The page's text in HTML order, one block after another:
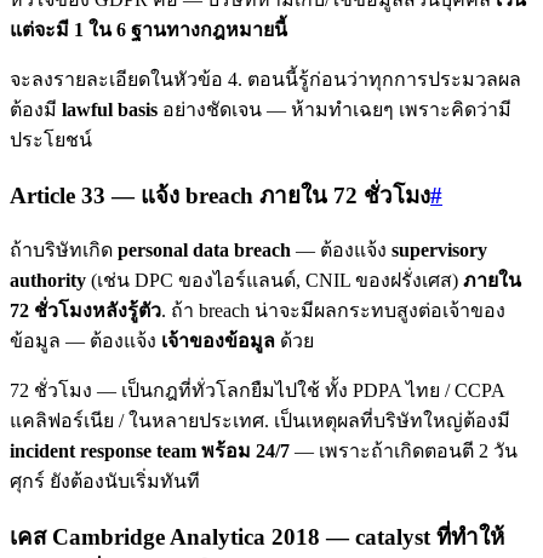
แต่จะมี 1 ใน 6 ฐานทางกฎหมายนี้
จะลงรายละเอียดในหัวข้อ 4. ตอนนี้รู้ก่อนว่าทุกการประมวลผล
ต้องมี lawful basis อย่างชัดเจน — ห้ามทำเฉยๆ เพราะคิดว่ามี
ประโยชน์
Article 33 — แจ้ง breach ภายใน 72 ชั่วโมง#
ถ้าบริษัทเกิด personal data breach — ต้องแจ้ง supervisory
authority (เช่น DPC ของไอร์แลนด์, CNIL ของฝรั่งเศส) ภายใน
72 ชั่วโมงหลังรู้ตัว. ถ้า breach น่าจะมีผลกระทบสูงต่อเจ้าของ
ข้อมูล — ต้องแจ้ง เจ้าของข้อมูล ด้วย
72 ชั่วโมง — เป็นกฎที่ทั่วโลกยืมไปใช้ ทั้ง PDPA ไทย / CCPA
แคลิฟอร์เนีย / ในหลายประเทศ. เป็นเหตุผลที่บริษัทใหญ่ต้องมี
incident response team พร้อม 24/7 — เพราะถ้าเกิดตอนตี 2 วัน
ศุกร์ ยังต้องนับเริ่มทันที
เคส Cambridge Analytica 2018 — catalyst ที่ทำให้